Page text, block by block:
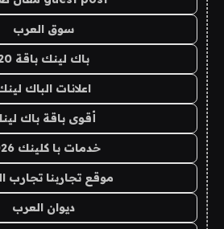
سوق العرب
باك لينك باقة 20
اعلانات الباك
أقوى باقة باك
خدمات با كلينك 2026
موقع تجاربنا تجارب
ديوان العرب